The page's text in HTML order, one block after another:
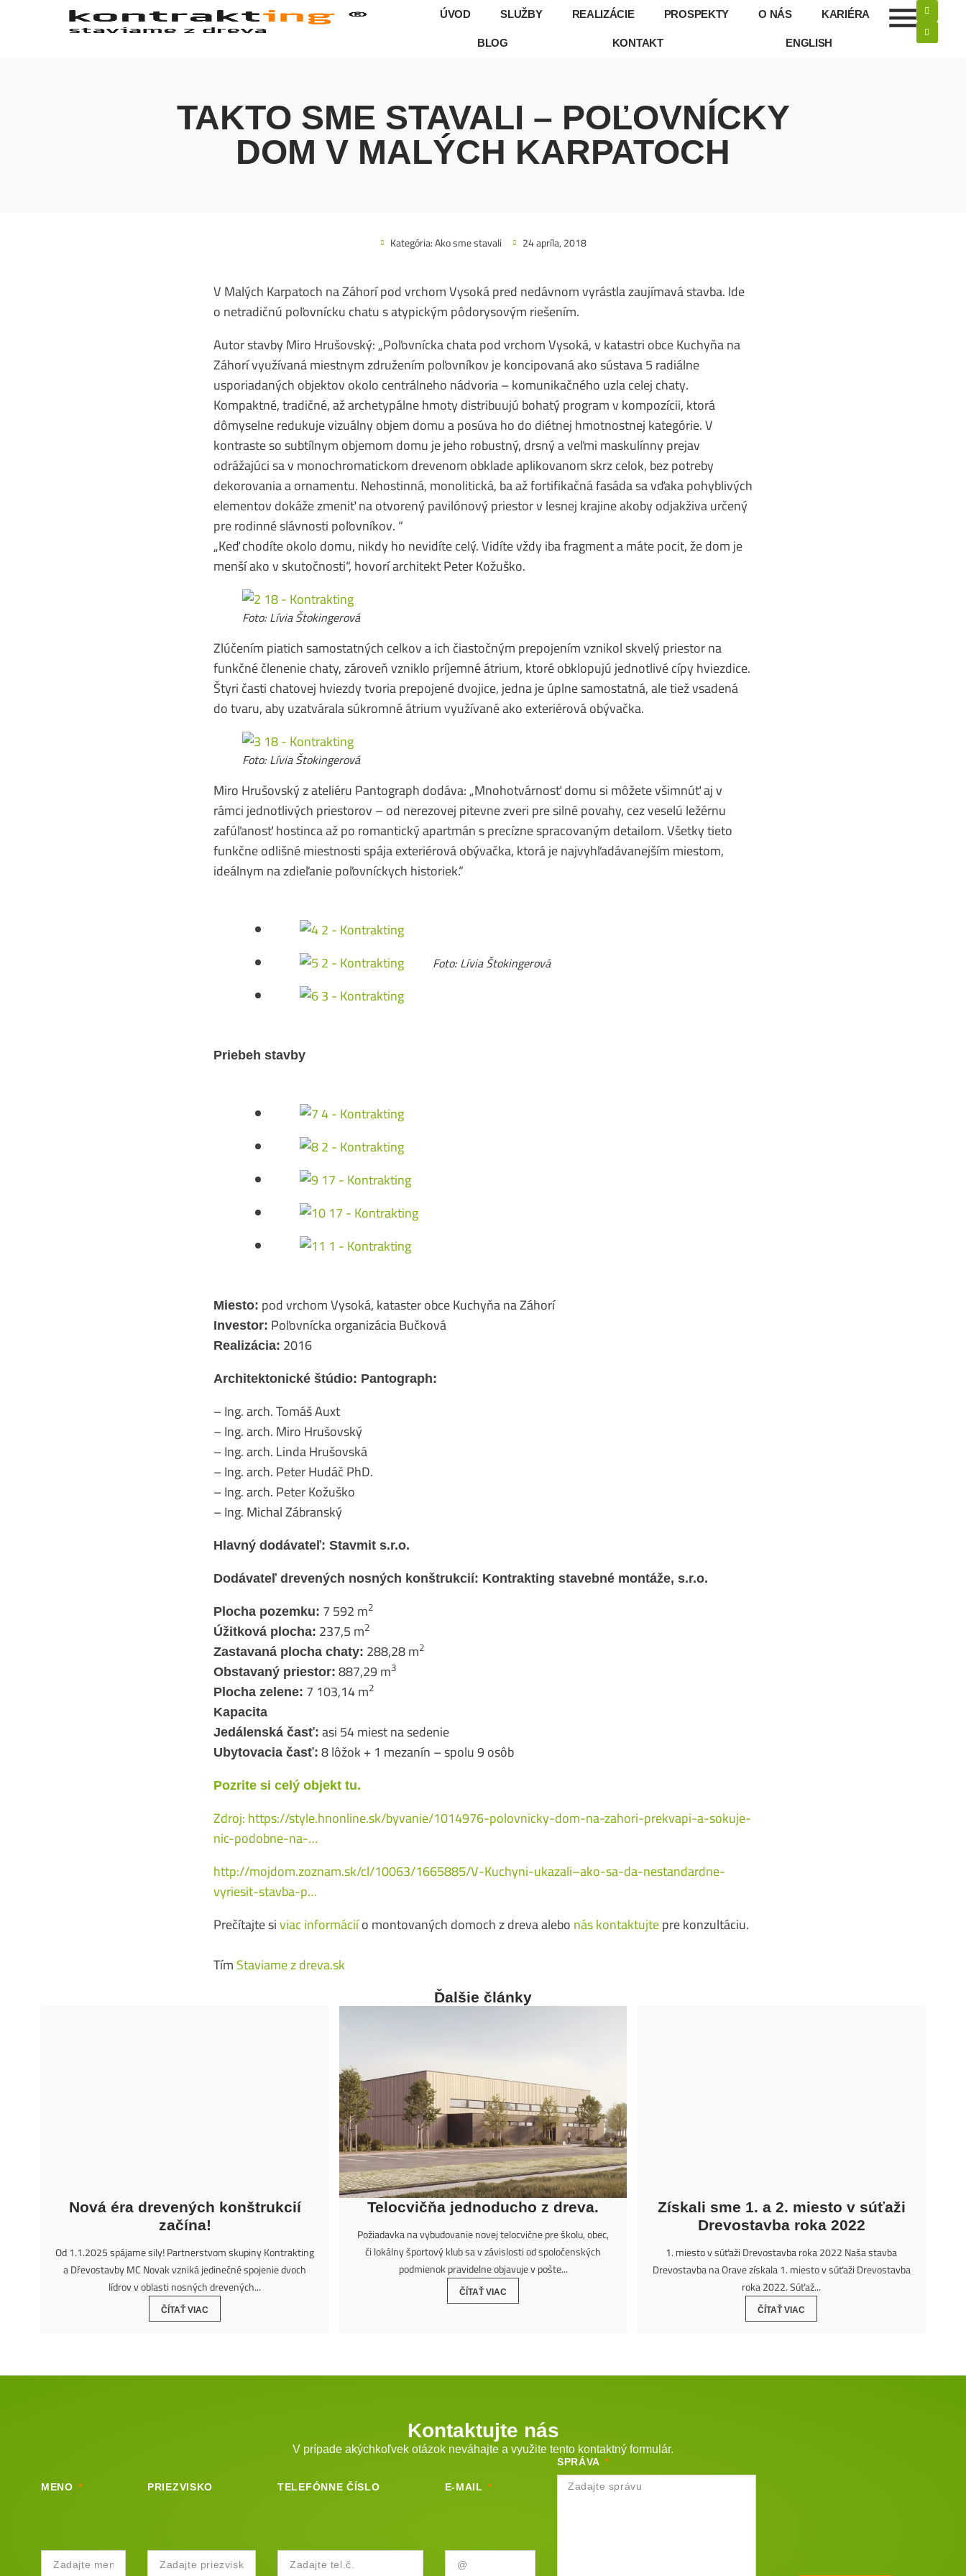
ÚVOD SLUŽBY REALIZÁCIE PROSPEKTY O NÁS KARIÉRA
BLOG KONTAKT ENGLISH
TAKTO SME STAVALI – POĽOVNÍCKY
DOM V MALÝCH KARPATOCH
Kategória:Ako sme stavali 24 apríla, 2018
V Malých Karpatoch na Záhorí pod vrchom Vysoká pred nedávnom vyrástla zaujímavá stavba. Ide
o netradičnú poľovnícku chatu s atypickým pôdorysovým riešením.
Autor stavby Miro Hrušovský: „Poľovnícka chata pod vrchom Vysoká, v katastri obce Kuchyňa na
Záhorí využívaná miestnym združením poľovníkov je koncipovaná ako sústava 5 radiálne
usporiadaných objektov okolo centrálneho nádvoria – komunikačného uzla celej chaty.
Kompaktné, tradičné, až archetypálne hmoty distribuujú bohatý program v kompozícii, ktorá
dômyselne redukuje vizuálny objem domu a posúva ho do diétnej hmotnostnej kategórie. V
kontraste so subtílnym objemom domu je jeho robustný, drsný a veľmi maskulínny prejav
odrážajúci sa v monochromatickom drevenom obklade aplikovanom skrz celok, bez potreby
dekorovania a ornamentu. Nehostinná, monolitická, ba až fortifikačná fasáda sa vďaka pohyblivých
elementov dokáže zmeniť na otvorený pavilónový priestor v lesnej krajine akoby odjakživa určený
pre rodinné slávnosti poľovníkov. “
„Keď chodíte okolo domu, nikdy ho nevidíte celý. Vidíte vždy iba fragment a máte pocit, že dom je
menší ako v skutočnosti“, hovorí architekt Peter Kožuško.
Foto: Lí­via Što­kin­ge­rová
Zlúčením piatich samostatných celkov a ich čiastočným prepojením vznikol skvelý priestor na
funkčné členenie chaty, zároveň vzniklo príjemné átrium, ktoré obklopujú jednotlivé cípy hviezdice.
Štyri časti chatovej hviezdy tvoria prepojené dvojice, jedna je úplne samostatná, ale tiež vsadená
do tvaru, aby uzatvárala súkromné átrium využívané ako exteriérová obývačka.
Foto: Lí­via Što­kin­ge­rová
Miro Hrušovský z ateliéru Pantograph dodáva: „Mnohotvárnosť domu si môžete všimnúť aj v
rámci jednotlivých priestorov – od nerezovej pitevne zveri pre silné povahy, cez veselú ležérnu
zafúľanosť hostinca až po romantický apartmán s precízne spracovaným detailom. Všetky tieto
funkčne odlišné miestnosti spája exteriérová obývačka, ktorá je najvyhľadávanejším miestom,
ideálnym na zdieľanie poľovníckych historiek.“
Foto: Lí­via Što­kin­ge­rová
Priebeh stavby
Miesto: pod vrchom Vysoká, kataster obce Kuchyňa na Záhorí
Investor: Poľovnícka organizácia Bučková
Realizácia: 2016
Architektonické štúdio: Pantograph:
– Ing. arch. Tomáš Auxt
– Ing. arch. Miro Hrušovský
– Ing. arch. Linda Hrušovská
– Ing. arch. Peter Hudáč PhD.
– Ing. arch. Peter Kožuško
– Ing. Michal Zábranský
Hlavný dodávateľ: Stavmit s.r.o.
Dodávateľ drevených nosných konštrukcií: Kontrakting stavebné montáže, s.r.o.
Plocha pozemku: 7 592 m2
Úžitková plocha: 237,5 m2
Zastavaná plocha chaty: 288,28 m2
Obstavaný priestor: 887,29 m3
Plocha zelene: 7 103,14 m2
Kapacita
Jedálenská časť: asi 54 miest na sedenie
Ubytovacia časť: 8 lôžok + 1 mezanín – spolu 9 osôb
Pozrite si celý objekt tu.
Zdroj:https://style.hnonline.sk/byvanie/1014976-polovnicky-dom-na-zahori-prekvapi-a-sokuje-
nic-podobne-na-…
http://mojdom.zoznam.sk/cl/10063/1665885/V-Kuchyni-ukazali–ako-sa-da-nestandardne-
vyriesit-stavba-p…
Prečítajte siviac informáciío montovaných domoch z dreva alebonás kontaktujtepre konzultáciu.
TímStaviame z dreva.sk
Ďalšie články
Nová éra drevených konštrukcií
začína!
Od 1.1.2025 spájame sily! Partnerstvom skupiny Kontrakting
a Dřevostavby MC Novak vzniká jedinečné spojenie dvoch
lídrov v oblasti nosných drevených...
ČÍTAŤ VIAC
Telocvičňa jednoducho z dreva.
Požiadavka na vybudovanie novej telocvične pre školu, obec,
či lokálny športový klub sa v závislosti od spoločenských
podmienok pravidelne objavuje v pošte...
ČÍTAŤ VIAC
Získali sme 1. a 2. miesto v súťaži
Drevostavba roka 2022
1. miesto v súťaži Drevostavba roka 2022 Naša stavba
Drevostavba na Orave získala 1. miesto v súťaži Drevostavba
roka 2022. Súťaž...
ČÍTAŤ VIAC
Kontaktujte nás
V prípade akýchkoľvek otázok neváhajte a využite tento kontaktný formulár.
MENO PRIEZVISKO TELEFÓNNE ČÍSLO E-MAIL
SPRÁVA